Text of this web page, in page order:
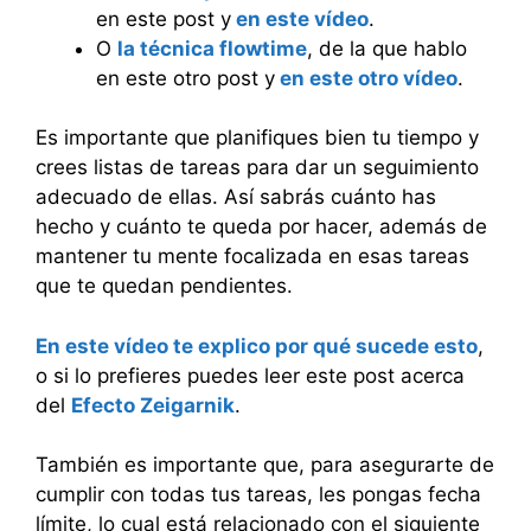
en este post y en este vídeo.
O la técnica flowtime, de la que hablo
en este otro post y en este otro vídeo.
Es importante que planifiques bien tu tiempo y
crees listas de tareas para dar un seguimiento
adecuado de ellas. Así sabrás cuánto has
hecho y cuánto te queda por hacer, además de
mantener tu mente focalizada en esas tareas
que te quedan pendientes.
En este vídeo te explico por qué sucede esto,
o si lo prefieres puedes leer este post acerca
del Efecto Zeigarnik.
También es importante que, para asegurarte de
cumplir con todas tus tareas, les pongas fecha
límite, lo cual está relacionado con el siguiente